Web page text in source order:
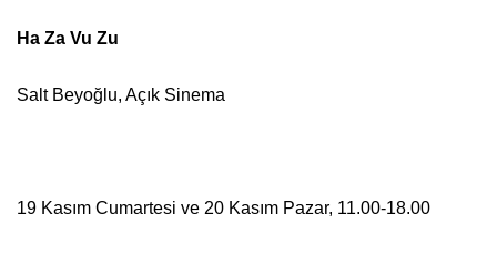
Ha Za Vu Zu
Salt Beyoğlu, Açık Sinema
19 Kasım Cumartesi ve 20 Kasım Pazar, 11.00-18.00